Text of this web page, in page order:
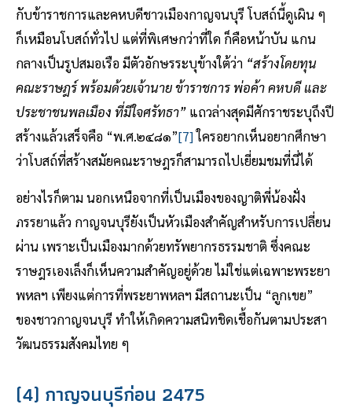
กับข้าราชการและคหบดีชาวเมืองกาญจนบุรี โบสถ์นี้ดูเผิน ๆ
ก็เหมือนโบสถ์ทั่วไป แต่ที่พิเศษกว่าที่ใด ก็คือหน้าบัน แกน
กลางเป็นรูปสมอเรือ มีตัวอักษรระบุข้างใต้ว่า “สร้างโดยทุน
คณะราษฎร์ พร้อมด้วยเจ้านาย ข้าราชการ พ่อค้า คหบดี และ
ประชาชนพลเมือง ที่มีใจศรัทธา” แถวล่างสุดมีศักราชระบุถึงปี
สร้างแล้วเสร็จคือ “พ.ศ.๒๔๘๑”[7]ใครอยากเห็นอยากศึกษา
ว่าโบสถ์ที่สร้างสมัยคณะราษฎรก็สามารถไปเยี่ยมชมที่นี่ได้
อย่างไรก็ตาม นอกเหนือจากที่เป็นเมืองของญาติพี่น้องฝั่ง
ภรรยาแล้ว กาญจนบุรียังเป็นหัวเมืองสำคัญสำหรับการเปลี่ยน
ผ่าน เพราะเป็นเมืองมากด้วยทรัพยากรธรรมชาติ ซึ่งคณะ
ราษฎรเองเล็งก็เห็นความสำคัญอยู่ด้วย ไม่ใช่แต่เฉพาะพระยา
พหลฯ เพียงแต่การที่พระยาพหลฯ มีสถานะเป็น “ลูกเขย”
ของชาวกาญจนบุรี ทำให้เกิดความสนิทชิดเชื้อกันตามประสา
วัฒนธรรมสังคมไทย ๆ
(4) กาญจนบุรีก่อน 2475